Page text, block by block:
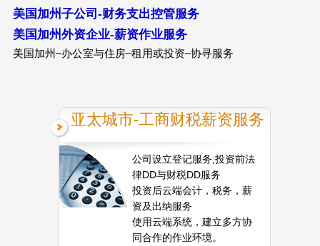
美国加州子公司-财务支出控管服务
美国加州外资企业-薪资作业服务
美国加州–办公室与住房–租用或投资–协寻服务
亚太城市-工商财税薪资服务
公司设立登记服务;投资前法
律DD与财税DD服务
投资后云端会计，税务，薪
资及出纳服务
使用云端系统，建立多方协
同合作的作业环境。